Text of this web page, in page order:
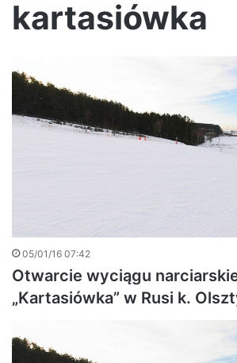
kartasiówka
05/01/16 07:42
Otwarcie wyciągu
„Kartasiówka” w Rusi k.